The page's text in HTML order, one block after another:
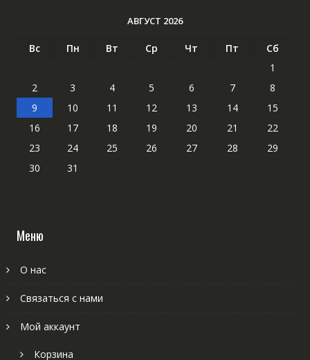
АВГУСТ 2026
Вс Пн Вт Ср Чт Пт
Сб
1
2
3 4 5 6 7
8
9
10 11 12 13 14
15
16
17 18 19 20 21
22
23
24 25 26 27 28
29
30
31
Меню
О нас
Связаться с нами
Мой аккаунт
Корзина